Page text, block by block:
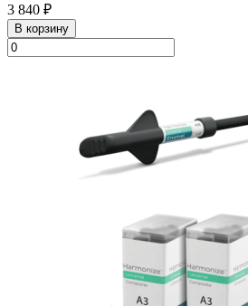
3 840 ₽
В корзину